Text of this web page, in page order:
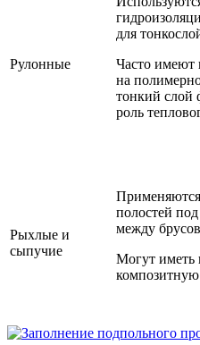
Рулонные
для
Часто имеют
на
тонкий слой
роль
Рыхлые и
сыпучие
полостей
между
Могут иметь